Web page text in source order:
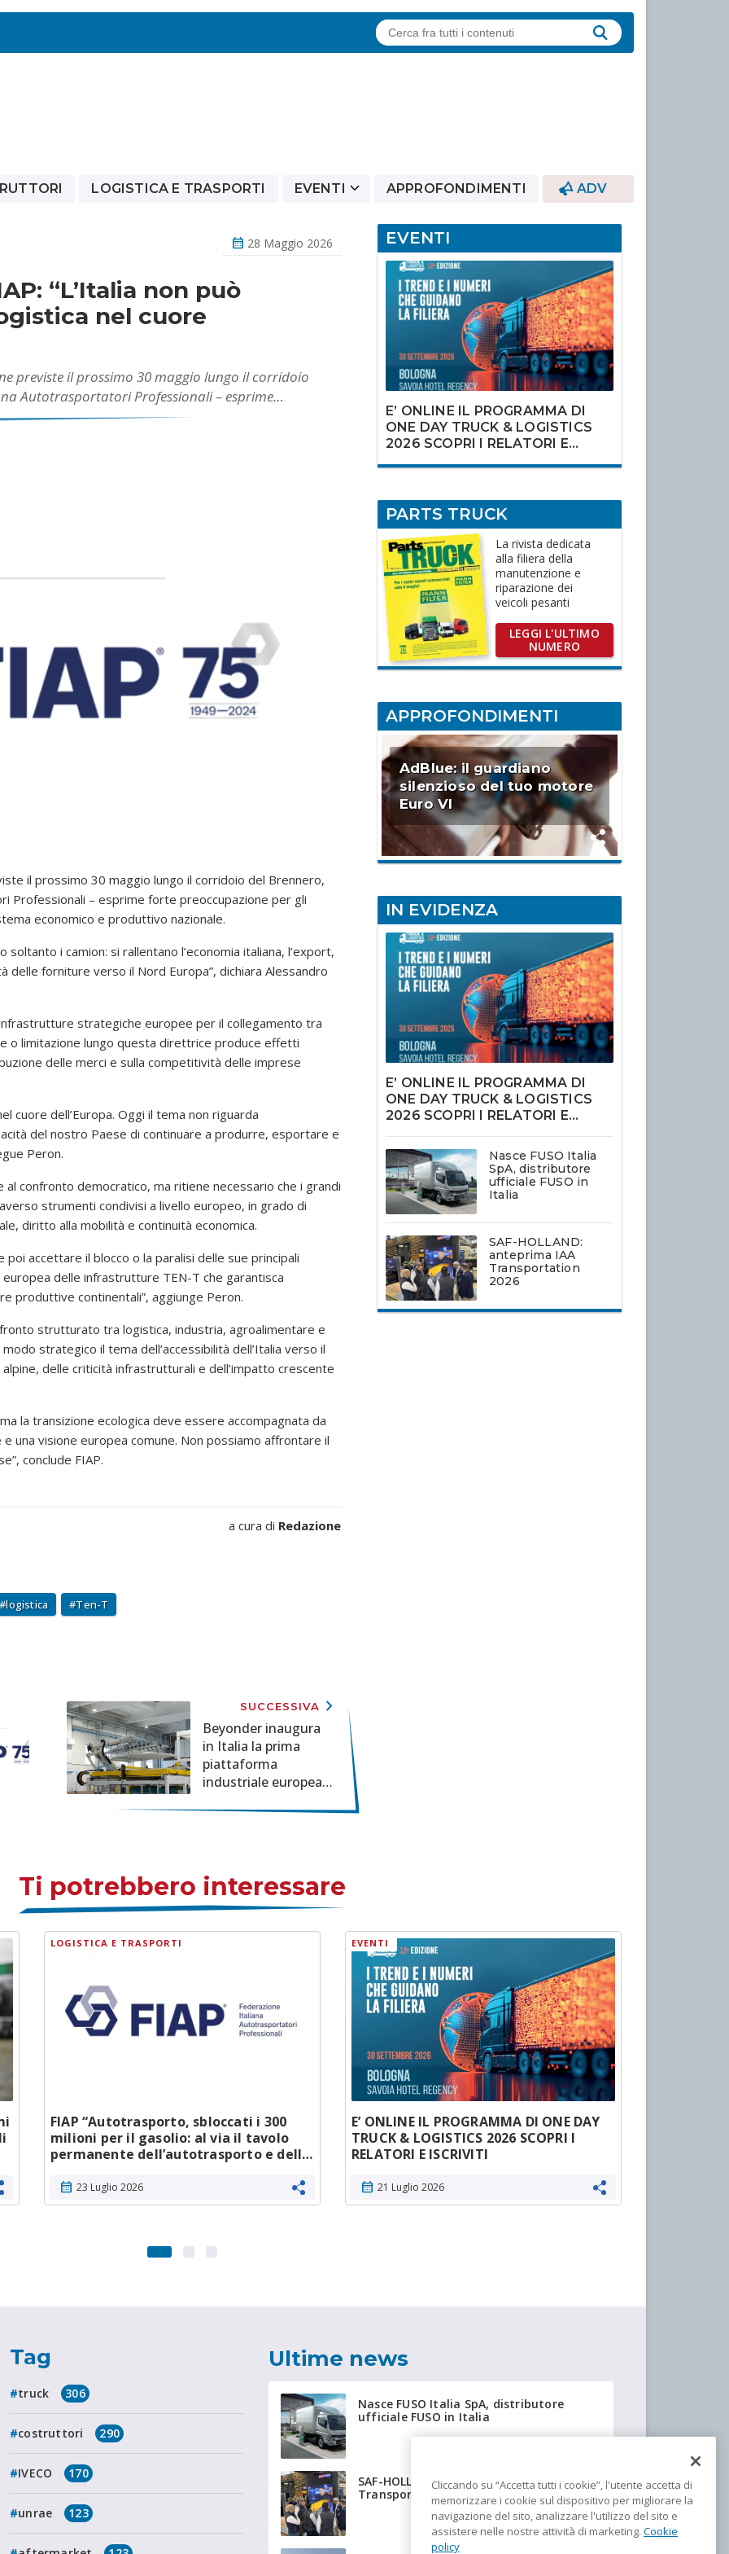
LOGISTICA E TRASPORTI EVENTI APPROFONDIMENTI ADV
calendar_month 28 Maggio 2026
“L’Italia non può
nel cuore
previste il prossimo 30 maggio lungo il corridoio
Autotrasportatori Professionali – esprime…
il prossimo 30 maggio lungo il corridoio del Brennero,
Professionali – esprime forte preoccupazione per gli
economico e produttivo nazionale.
soltanto i camion: si rallentano l’economia italiana, l’export,
delle forniture verso il Nord Europa”, dichiara Alessandro
strategiche europee per il collegamento tra
o limitazione lungo questa direttrice produce effetti
delle merci e sulla competitività delle imprese
cuore dell’Europa. Oggi il tema non riguarda
del nostro Paese di continuare a produrre, esportare e
Peron.
confronto democratico, ma ritiene necessario che i grandi
strumenti condivisi a livello europeo, in grado di
diritto alla mobilità e continuità economica.
poi accettare il blocco o la paralisi delle sue principali
delle infrastrutture TEN-T che garantisca
produttive continentali”, aggiunge Peron.
strutturato tra logistica, industria, agroalimentare e
strategico il tema dell’accessibilità dell’Italia verso il
delle criticità infrastrutturali e dell’impatto crescente
la transizione ecologica deve essere accompagnata da
una visione europea comune. Non possiamo affrontare il
conclude FIAP.
a cura di Redazione
logistica Ten-T
SUCCESSIVA keyboard_arrow_right
Beyonder inaugura
in Italia la prima
piattaforma
industriale europea
con processo
EVENTI
E’ ONLINE IL PROGRAMMA DI
ONE DAY TRUCK & LOGISTICS
2026 SCOPRI I RELATORI E
PARTS TRUCK
La rivista dedicata
alla filiera della
manutenzione e
riparazione dei
veicoli pesanti
LEGGI L'ULTIMO
NUMERO
APPROFONDIMENTI
AdBlue: il guardiano
silenzioso del tuo motore
Euro VI
IN EVIDENZA
E’ ONLINE IL PROGRAMMA DI
ONE DAY TRUCK & LOGISTICS
2026 SCOPRI I RELATORI E
Nasce FUSO Italia
SpA, distributore
ufficiale FUSO in
Italia
SAF-HOLLAND:
anteprima IAA
Transportation
2026
Ti potrebbero interessare
LOGISTICA E TRASPORTI
FIAP “Autotrasporto, sbloccati i 300
milioni per il gasolio: al via il tavolo
permanente dell’autotrasporto e della
calendar_month 23 Luglio 2026
EVENTI
E’ ONLINE IL PROGRAMMA DI ONE DAY
TRUCK & LOGISTICS 2026 SCOPRI I
RELATORI E ISCRIVITI
calendar_month 21 Luglio 2026
Tag
truck 306
costruttori 290
IVECO 170
unrae 123
Ultime news
Nasce FUSO Italia SpA, distributore
ufficiale FUSO in Italia
SAF-HOLLAND: anteprima IAA
Transportation 2026
Cliccando su “Accetta tutti i cookie”, l'utente accetta di
memorizzare i cookie sul dispositivo per migliorare la
navigazione del sito, analizzare l'utilizzo del sito e
assistere nelle nostre attività di marketing. Cookie
policy